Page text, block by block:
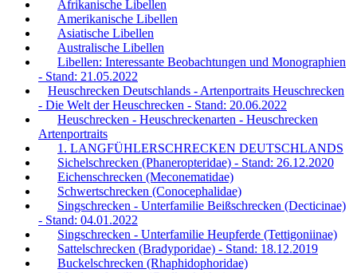
Afrikanische Libellen
Amerikanische Libellen
Asiatische Libellen
Australische Libellen
Libellen: Interessante Beobachtungen und Monographien
- Stand: 21.05.2022
Heuschrecken Deutschlands - Artenportraits Heuschrecken
- Die Welt der Heuschrecken - Stand: 20.06.2022
Heuschrecken - Heuschreckenarten - Heuschrecken
Artenportraits
1. LANGFÜHLERSCHRECKEN DEUTSCHLANDS
Sichelschrecken (Phaneropteridae) - Stand: 26.12.2020
Eichenschrecken (Meconematidae)
Schwertschrecken (Conocephalidae)
Singschrecken - Unterfamilie Beißschrecken (Decticinae)
- Stand: 04.01.2022
Singschrecken - Unterfamilie Heupferde (Tettigoniinae)
Sattelschrecken (Bradyporidae) - Stand: 18.12.2019
Buckelschrecken (Rhaphidophoridae)